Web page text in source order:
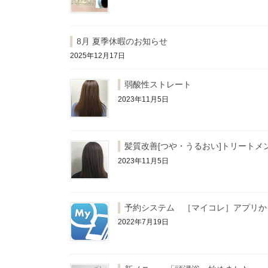
8月 夏季休暇のお知らせ
2025年12月17日
弱酸性ストレート
2023年11月5日
髪質改善[つや・うるおい]トリートメ
2023年11月5日
予約システム ［マイコレ］アプリか
2022年7月19日